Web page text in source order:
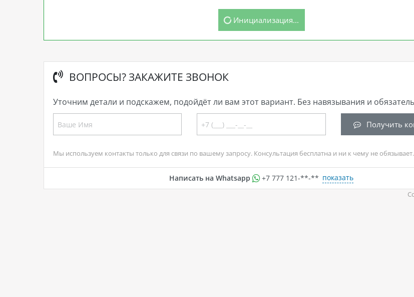
Инициализация...
ВОПРОСЫ? ЗАКАЖИТЕ ЗВОНОК
Уточним детали и подскажем, подойдёт ли вам этот вариант. Без навязывания и
Получить
Мы используем контакты только для связи по вашему запросу. Консультация бесплатна и ни к чему не обязывает.
Написать на Whatsapp +7 777 121-**-** показать